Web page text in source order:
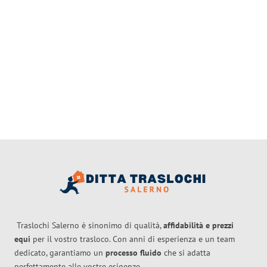
Traslochi Salerno è sinonimo di qualità,affidabilità e prezzi
equi per il vostro trasloco. Con anni di esperienza e un team
dedicato, garantiamo un processo fluido che si adatta